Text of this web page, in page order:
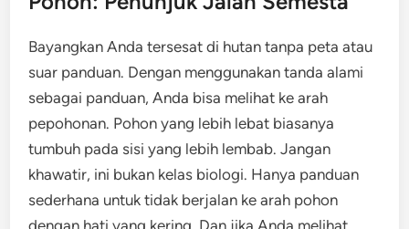
Bayangkan Anda tersesat di hutan tanpa peta atau
suar panduan. Dengan menggunakan tanda alami
sebagai panduan, Anda bisa melihat ke arah
pepohonan. Pohon yang lebih lebat biasanya
tumbuh pada sisi yang lebih lembab. Jangan
khawatir, ini bukan kelas biologi. Hanya panduan
sederhana untuk tidak berjalan ke arah pohon